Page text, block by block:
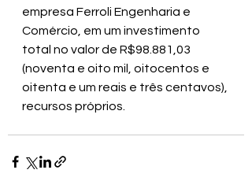
empresa Ferroli Engenharia e
Comércio, em um investimento
total no valor de R$98.881,03
(noventa e oito mil, oitocentos e
oitenta e um reais e três centavos),
recursos próprios.